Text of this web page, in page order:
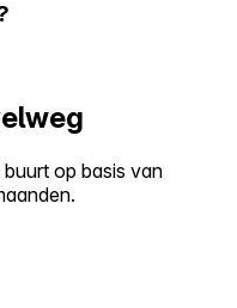
op basis van